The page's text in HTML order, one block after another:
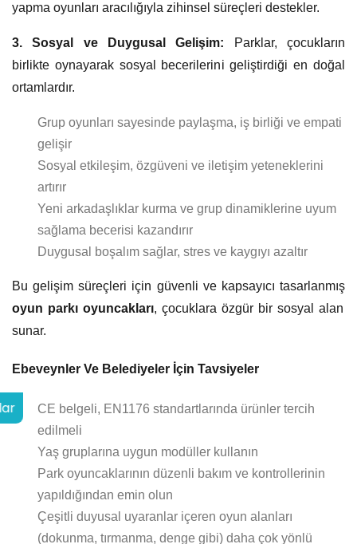
yapma oyunları aracılığıyla zihinsel süreçleri destekler.
3. Sosyal ve Duygusal Gelişim:
Parklar, çocukların
birlikte oynayarak sosyal becerilerini geliştirdiği en doğal
ortamlardır.
Grup oyunları sayesinde paylaşma, iş birliği ve empati
gelişir
Sosyal etkileşim, özgüveni ve iletişim yeteneklerini
artırır
Yeni arkadaşlıklar kurma ve grup dinamiklerine uyum
sağlama becerisi kazandırır
Duygusal boşalım sağlar, stres ve kaygıyı azaltır
Bu gelişim süreçleri için güvenli ve kapsayıcı tasarlanmış
oyun parkı oyuncakları, çocuklara özgür bir sosyal alan
sunar.
Ebeveynler Ve Belediyeler İçin Tavsiyeler
CE belgeli, EN1176 standartlarında ürünler tercih
edilmeli
Yaş gruplarına uygun modüller kullanın
Park oyuncaklarının düzenli bakım ve kontrollerinin
yapıldığından emin olun
Çeşitli duyusal uyaranlar içeren oyun alanları
(dokunma, tırmanma, denge gibi) daha çok yönlü